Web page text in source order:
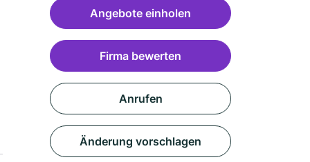
Angebote einholen
Firma bewerten
Anrufen
Änderung vorschlagen